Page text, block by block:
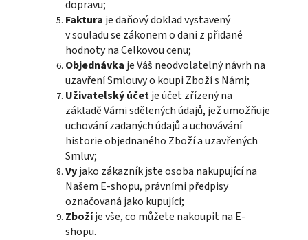
dopravu;
Faktura je daňový doklad vystavený
v souladu se zákonem o dani z přidané
hodnoty na Celkovou cenu;
Objednávka je Váš neodvolatelný návrh na
uzavření Smlouvy o koupi Zboží s Námi;
Uživatelský účetje účet zřízený na
základě Vámi sdělených údajů, jež umožňuje
uchování zadaných údajů a uchovávání
historie objednaného Zboží a uzavřených
Smluv;
Vyjako zákazník jste osoba nakupující na
Našem E-shopu, právními předpisy
označovaná jako kupující;
Zbožíje vše, co můžete nakoupit na E-
shopu.